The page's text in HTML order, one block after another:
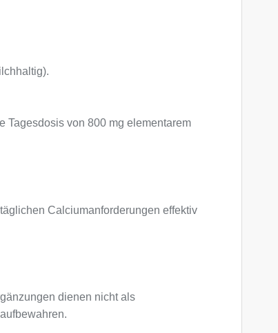
Tagesdosis von 800 mg elementarem
Calciumanforderungen effektiv
dienen nicht als